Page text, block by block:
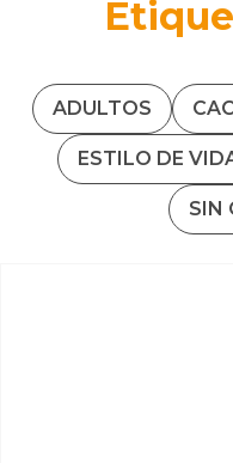
ADULTOS
ESTILO DE
SIN